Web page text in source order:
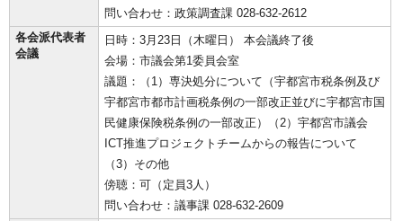
問い合わせ：政策調査課 028-632-2612
各会派代表者
会議
日時：3月23日（木曜日） 本会議終了後
会場：市議会第1委員会室
議題：（1）専決処分について（宇都宮市税条例及び
宇都宮市都市計画税条例の一部改正並びに宇都宮市国
民健康保険税条例の一部改正）（2）宇都宮市議会
ICT推進プロジェクトチームからの報告について
（3）その他
傍聴：可（定員3人）
問い合わせ：議事課 028-632-2609